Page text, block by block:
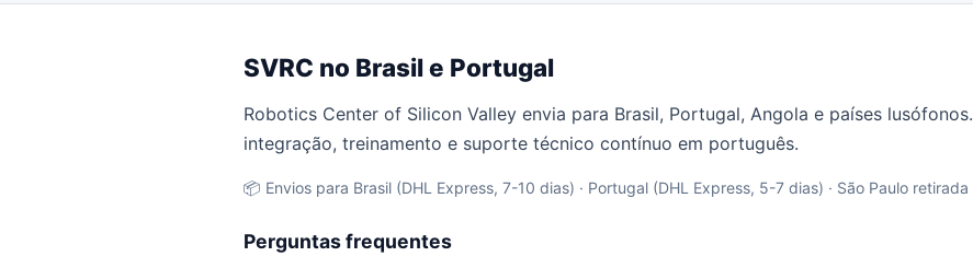
SVRC no Brasil e Portugal
Robotics Center of Silicon Valley envia para Brasil, Portugal, Angola e países
integração, treinamento e suporte técnico contínuo em português.
📦 Envios para Brasil (DHL Express, 7-10 dias) · Portugal (DHL Express, 5-7 dias) · São Paulo
Perguntas frequentes